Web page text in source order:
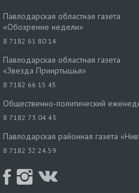
Павлодарская областная газета
«Обозрение недели»
8 7182 61 80 14
Павлодарская областная газета
«Звезда Прииртышья»
8 7182 66 15 45
Общественно-политический
8 7182 73 04 43
Павлодарская районная газета
8 7182 32 24 59